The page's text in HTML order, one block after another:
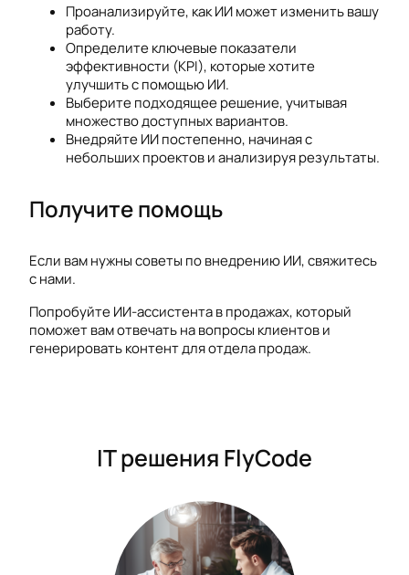
Проанализируйте, как ИИ может изменить вашу
работу.
Определите ключевые показатели
эффективности (KPI), которые хотите
улучшить с помощью ИИ.
Выберите подходящее решение, учитывая
множество доступных вариантов.
Внедряйте ИИ постепенно, начиная с
небольших проектов и анализируя результаты.
Получите помощь
Если вам нужны советы по внедрению ИИ, свяжитесь
с нами.
Попробуйте ИИ-ассистента в продажах, который
поможет вам отвечать на вопросы клиентов и
генерировать контент для отдела продаж.
IT решения FlyCode